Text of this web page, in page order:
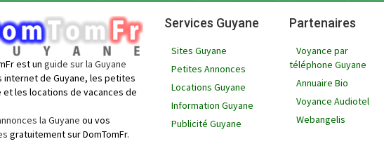
est un guide sur la Guyane
de Guyane, les petites
et les locations de vacances de
la Guyane ou vos
gratuitement sur DomTomFr.
Services Guyane
Sites Guyane
Petites Annonces
Locations Guyane
Information Guyane
Publicité Guyane
Partenaires
Voyance par
téléphone Guyane
Annuaire Bio
Voyance Audiotel
Webangelis